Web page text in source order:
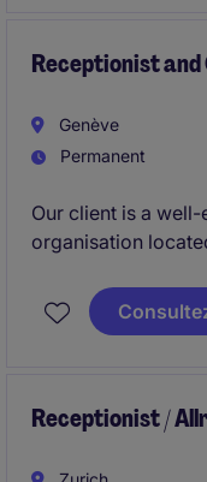
Receptionist
Genève
Permanent
Our client is a
organisation
organised
the smooth day-
excellent English
Receptionist /